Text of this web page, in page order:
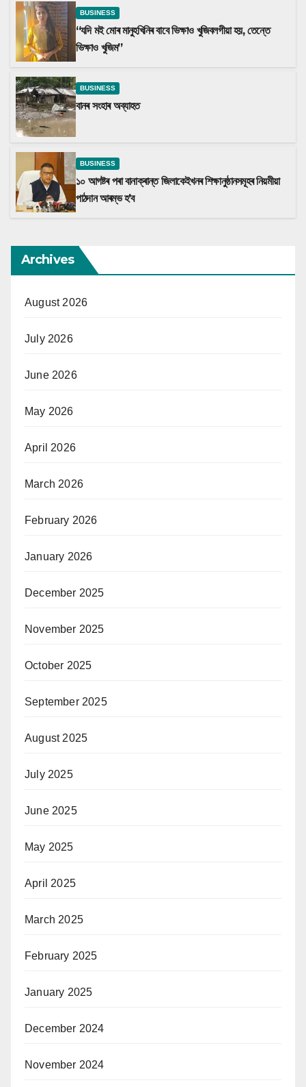
BUSINESS
“যদি মই মোৰ মানুহখিনিৰ বাবে ভিক্ষাও খুজিবলগীয়া হয়, তেন্তে
ভিক্ষাও খুজিম”
BUSINESS
বানৰ সংহাৰ অব্যাহত
BUSINESS
১০ আগষ্টৰ পৰা বানাক্ৰান্ত জিলাকেইখনৰ শিক্ষানুষ্ঠানসমূহৰ নিয়মীয়া
পাঠদান আৰম্ভ হ’ব
Archives
August 2026
July 2026
June 2026
May 2026
April 2026
March 2026
February 2026
January 2026
December 2025
November 2025
October 2025
September 2025
August 2025
July 2025
June 2025
May 2025
April 2025
March 2025
February 2025
January 2025
December 2024
November 2024